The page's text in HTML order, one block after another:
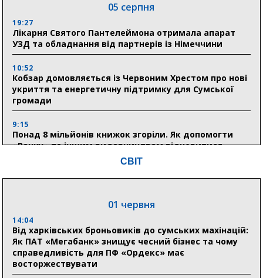
05 серпня
19:27
Лікарня Святого Пантелеймона отримала апарат
УЗД та обладнання від партнерів із Німеччини
10:52
Кобзар домовляється із Червоним Хрестом про нові
укриття та енергетичну підтримку для Сумської
громади
9:15
Понад 8 мільйонів книжок згоріли. Як допомогти
«Ранку» та іншим видавництвам відновитися
04 серпня
Пенсійний фонд Сумщини спрямував 0,2 млрд грн
на пенсії, страхові виплати та підтримку
прифронтових громад
СВІТ
01 червня
14:04
Від харківських броньовиків до сумських махінацій:
Як ПАТ «Мегабанк» знищує чесний бізнес та чому
справедливість для ПФ «Ордекс» має
восторжествувати